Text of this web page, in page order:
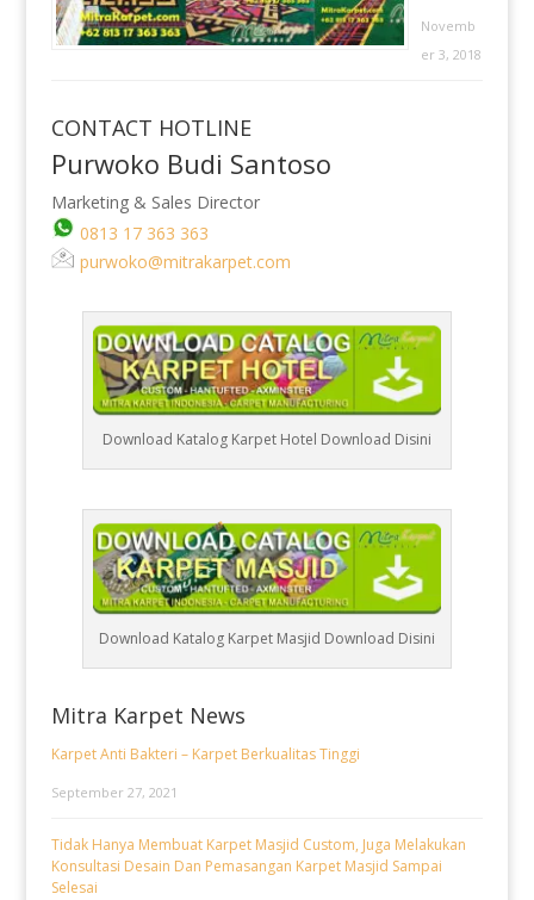
Novemb
er 3, 2018
CONTACT HOTLINE
Purwoko Budi Santoso
Marketing & Sales Director
0813 17 363 363
purwoko@mitrakarpet.com
Download Katalog Karpet Hotel Download Disini
Download Katalog Karpet Masjid Download Disini
Mitra Karpet News
Karpet Anti Bakteri – Karpet Berkualitas Tinggi
September 27, 2021
Tidak Hanya Membuat Karpet Masjid Custom, Juga Melakukan
Konsultasi Desain Dan Pemasangan Karpet Masjid Sampai
Selesai